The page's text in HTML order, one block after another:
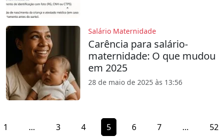
Salário Maternidade
Carência para salário-
maternidade: O que mudou
em 2025
28 de maio de 2025 às 13:56
1 … 3 4 5 6 7 … 52